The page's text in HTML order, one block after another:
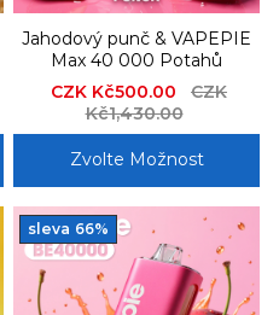
Jahodový punč & VAPEPIE
Max 40 000 Potahů
Sale
price
CZK Kč500.00
Regular
CZK
Kč1,430.00
Zvolte Možnost
sleva 66%